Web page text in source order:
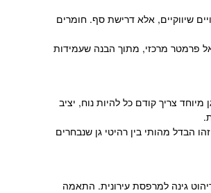
שיווקיים, אלא דרישת סף. חומרים
פרמטר מרכזי, מתוך הבנה שעמידות
צריך קודם כל להיות נוח, יציב
הבדל מהותי בין רהיטי גן שנבחרים
גינה למרפסת עירונית. התאמה